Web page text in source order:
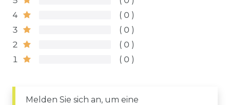
4
0
3
0
2
0
1
0
Melden Sie sich an, um eine